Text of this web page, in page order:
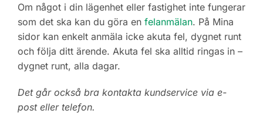
Om något i din lägenhet eller fastighet inte fungerar
som det ska kan du göra en felanmälan. På Mina
sidor kan enkelt anmäla icke akuta fel, dygnet runt
och följa ditt ärende. Akuta fel ska alltid ringas in –
dygnet runt, alla dagar.
Det går också bra kontakta kundservice via e-
post eller telefon.